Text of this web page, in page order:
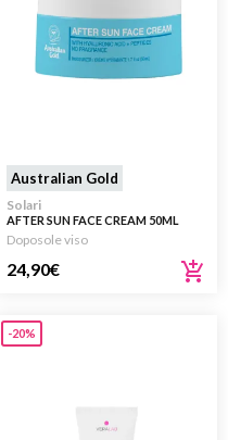
Australian Gold
Solari
AFTER SUN FACE CREAM 50ML
Doposole viso
24,90€
-20%